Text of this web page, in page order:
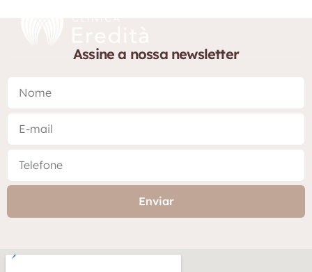
Assine a nossa newsletter
Enviar